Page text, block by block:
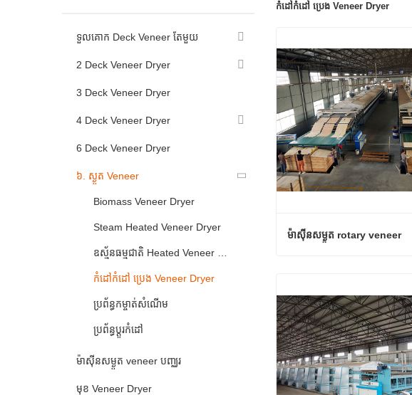
ទួលគោក Deck Veneer តែមួយ
2 Deck Veneer Dryer
3 Deck Veneer Dryer
4 Deck Veneer Dryer
6 Deck Veneer Dryer
៦. ស្ងួត Veneer
Biomass Veneer Dryer
Steam Heated Veneer Dryer
កំដៅកំដៅ ប្រេង Veneer Dryer
ប្រព័ន្ធកម្ចាត់សំណើម
ប្រព័ន្ធប្តូរកំដៅ
ម៉ាស៊ីនសម្ងួត veneer បញ្ឈរ
មុខ Veneer Dryer
កំដៅកំដៅ ប្រេង Veneer Dryer
ម៉ាស៊ីនសម្ងួត rotary veneer